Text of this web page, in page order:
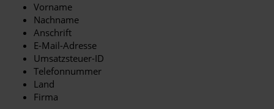
Vorname
Nachname
Anschrift
E-Mail-Adresse
Umsatzsteuer-ID
Telefonnummer
Land
Firma